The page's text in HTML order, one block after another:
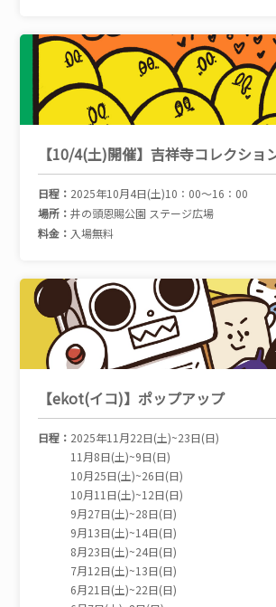
【10/4(土)開催】吉祥寺コレクショ
日程： 2025年10月4日(土)10：00～16：00
場所：井の頭恩賜公園 ステージ広場
料金： 入場無料
【ekot(イコ)】ポップアップ
日程： 2025年11月22日(土)~23日(日)
11月8日(土)~9日(日)
10月25日(土)~26日(日)
10月11日(土)~12日(日)
9月27日(土)~28日(日)
9月13日(土)~14日(日)
8月23日(土)~24日(日)
7月12日(土)~13日(日)
6月21日(土)~22日(日)